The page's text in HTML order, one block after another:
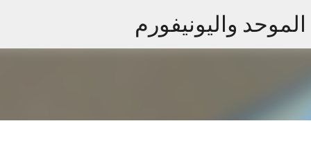
التخطي إلى المحتوى الرئيسي
واليونيفورم